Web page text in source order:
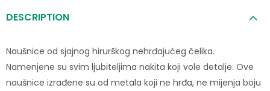
DESCRIPTION
Naušnice od sjajnog hirurškog nehrđajućeg čelika.
Namenjene su svim ljubiteljima nakita koji vole detalje. Ove
naušnice izrađene su od metala koji ne hrđa, ne mijenja boju